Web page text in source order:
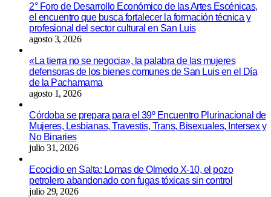
2° Foro de Desarrollo Económico de las Artes Escénicas,
el encuentro que busca fortalecer la formación técnica y
profesional del sector cultural en San Luis
agosto 3, 2026
«La tierra no se negocia», la palabra de las mujeres
defensoras de los bienes comunes de San Luis en el Día
de la Pachamama
agosto 1, 2026
Córdoba se prepara para el 39º Encuentro Plurinacional de
Mujeres, Lesbianas, Travestis, Trans, Bisexuales, Intersex y
No Binaries
julio 31, 2026
Ecocidio en Salta: Lomas de Olmedo X-10, el pozo
petrolero abandonado con fugas tóxicas sin control
julio 29, 2026